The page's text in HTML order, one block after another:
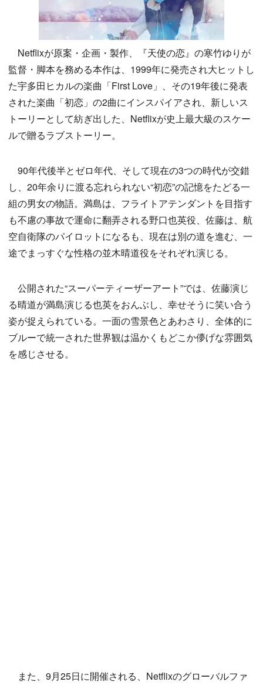
Netflixが原案・企画・製作、『天使の恋』の寒竹ゆりが
監督・脚本を務める本作は、1999年に発売され大ヒットし
た宇多田ヒカルの楽曲「First Love」、その19年後に発表
された楽曲「初恋」の2曲にインスパイアされ、新しいス
トーリーとして紡ぎ出した、Netflixが史上最大級のスケー
ルで贈るラブストーリー。
90年代後半とゼロ年代、そして現在の3つの時代が交錯
し、20年余りに渡る忘れられない“初恋”の記憶をたどる一
組の男女の物語。満島は、フライトアテンダントを目指す
も不慮の事故で運命に翻弄される野口也英役、佐藤は、航
空自衛隊のパイロットになるも、現在は別の道を進む、一
途でまっすぐな性格の並木晴道役をそれぞれ演じる。
公開された“スーパーティーザーアート”では、佐藤演じ
る晴道が満島演じる也英をおんぶし、幸せそうに笑い合う
姿が捉えられている。一面の雪景色とあわさり、全体的に
ブルーで統一された世界観は温かくもどこか儚げな雰囲気
を感じさせる。
また、9月25日に開催される、Netflixのグローバルファ